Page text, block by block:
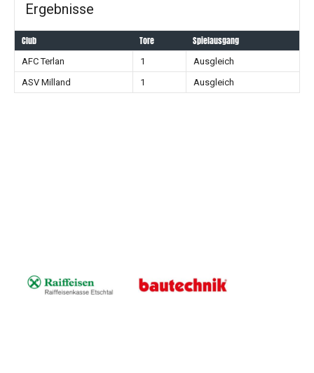
Ergebnisse
Club Tore Spielausgang
AFC Terlan 1
Ausgleich
ASV Milland
1 Ausgleich